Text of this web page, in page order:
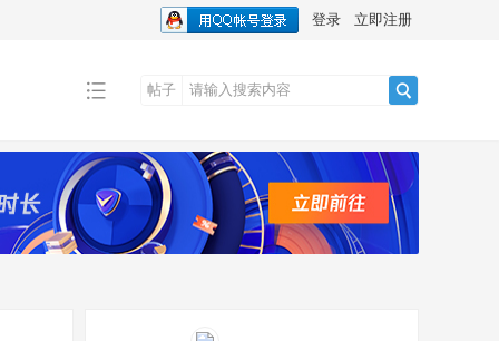
登录 立即注册
帖子
索